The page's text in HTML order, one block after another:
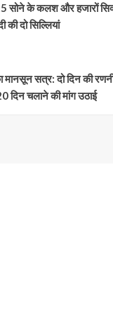
सोने के कलश और हजारों
की दो सिल्लियां
मानसून सत्र: दो दिन की
दिन चलाने की मांग उठाई